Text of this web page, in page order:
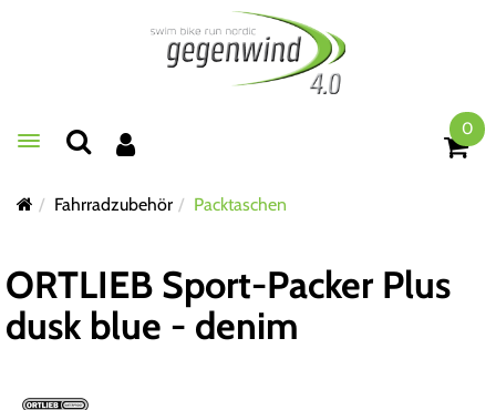
Toggle navigation
0
Fahrradzubehör Packtaschen
ORTLIEB Sport-Packer Plus
dusk blue - denim